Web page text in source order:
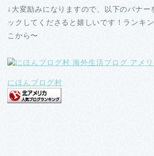
↓大変励みになりますので、以下のバナー
ックしてくださると嬉しいです！ランキ
こから〜
にほんブログ村